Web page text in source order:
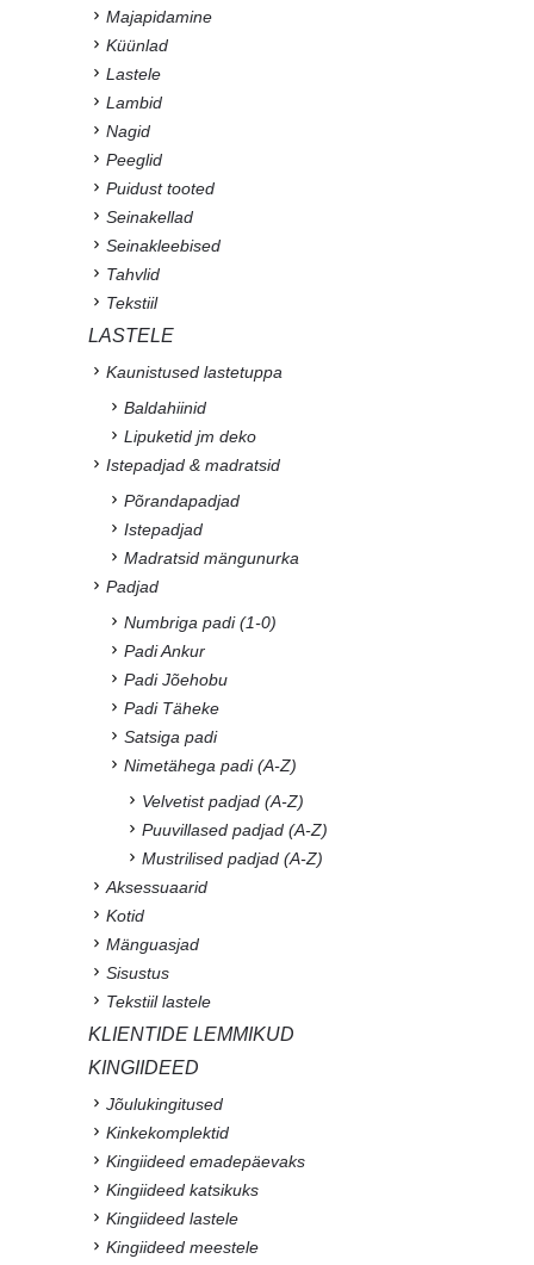
Majapidamine
Küünlad
Lastele
Lambid
Nagid
Peeglid
Puidust tooted
Seinakellad
Seinakleebised
Tahvlid
Tekstiil
LASTELE
Kaunistused lastetuppa
Baldahiinid
Lipuketid jm deko
Istepadjad & madratsid
Põrandapadjad
Istepadjad
Madratsid mängunurka
Padjad
Numbriga padi (1-0)
Padi Ankur
Padi Jõehobu
Padi Täheke
Satsiga padi
Nimetähega padi (A-Z)
Velvetist padjad (A-Z)
Puuvillased padjad (A-Z)
Mustrilised padjad (A-Z)
Aksessuaarid
Kotid
Mänguasjad
Sisustus
Tekstiil lastele
KLIENTIDE LEMMIKUD
KINGIIDEED
Jõulukingitused
Kinkekomplektid
Kingiideed emadepäevaks
Kingiideed katsikuks
Kingiideed lastele
Kingiideed meestele